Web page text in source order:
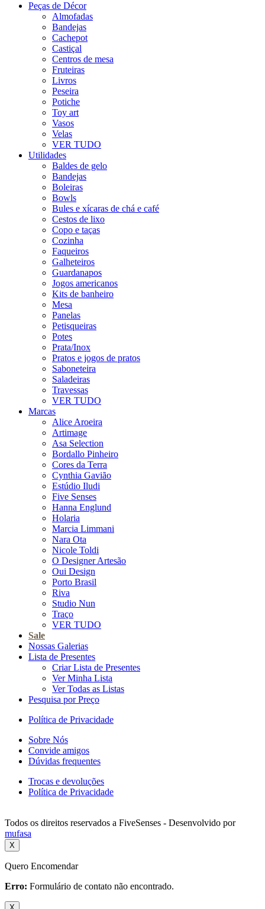
Peças de Décor
Almofadas
Bandejas
Cachepot
Castiçal
Centros de mesa
Fruteiras
Livros
Peseira
Potiche
Toy art
Vasos
Velas
VER TUDO
Utilidades
Baldes de gelo
Bandejas
Boleiras
Bowls
Bules e xícaras de chá e café
Cestos de lixo
Copo e taças
Cozinha
Faqueiros
Galheteiros
Guardanapos
Jogos americanos
Kits de banheiro
Mesa
Panelas
Petisqueiras
Potes
Prata/Inox
Pratos e jogos de pratos
Saboneteira
Saladeiras
Travessas
VER TUDO
Marcas
Alice Aroeira
Artimage
Asa Selection
Bordallo Pinheiro
Cores da Terra
Cynthia Gavião
Estúdio Iludi
Five Senses
Hanna Englund
Holaria
Marcia Limmani
Nara Ota
Nicole Toldi
O Designer Artesão
Oui Design
Porto Brasil
Riva
Studio Nun
Traço
VER TUDO
Sale
Nossas Galerias
Lista de Presentes
Criar Lista de Presentes
Ver Minha Lista
Ver Todas as Listas
Pesquisa por Preço
Política de Privacidade
Sobre Nós
Convide amigos
Dúvidas frequentes
Trocas e devoluções
Política de Privacidade
Todos os direitos reservados a FiveSenses - Desenvolvido por
mufasa
X
Quero Encomendar
Erro: Formulário de contato não encontrado.